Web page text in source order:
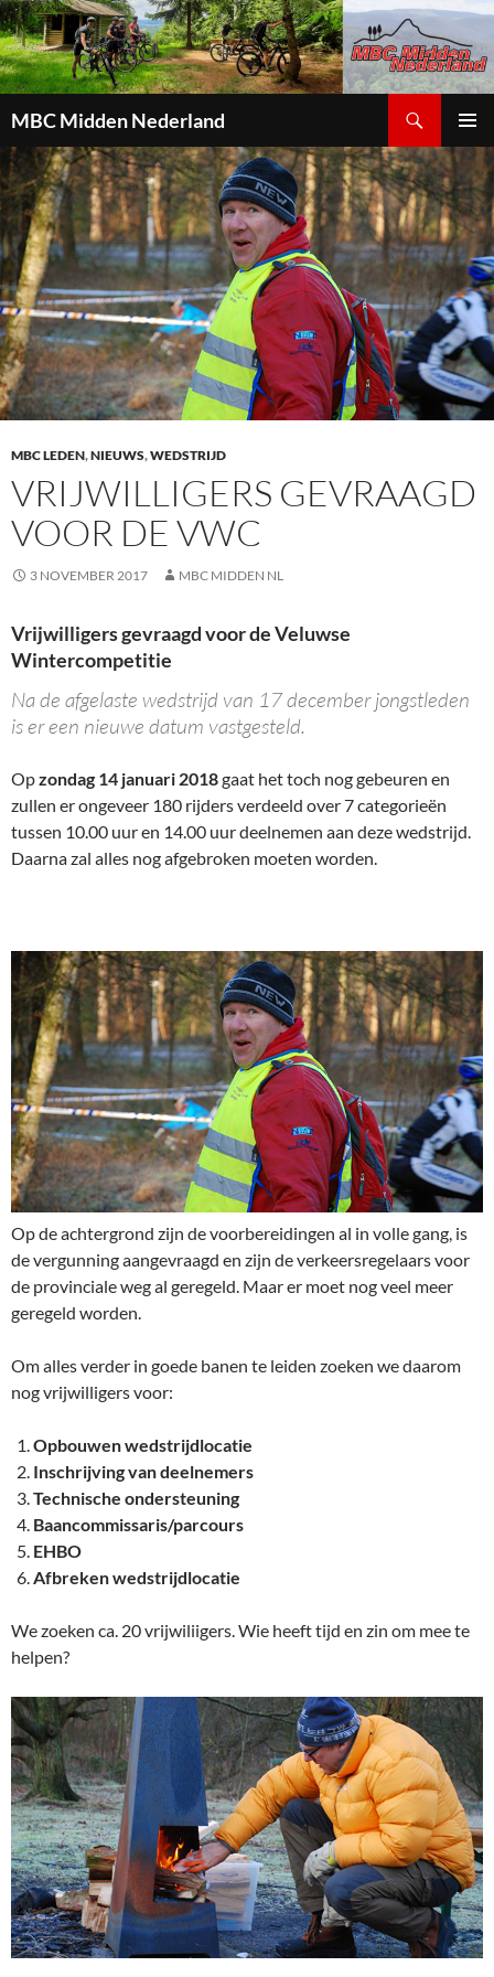
MBC Midden Nederland
MENU
NAAR
DE
INHOUD
MBC LEDEN,NIEUWS,WEDSTRIJD
VRIJWILLIGERS GEVRAAGD
VOOR DE VWC
3 NOVEMBER 2017 MBC MIDDEN NL
Vrijwilligers gevraagd voor de Veluwse
Wintercompetitie
Na de afgelaste wedstrijd van 17 december jongstleden
is er een nieuwe datum vastgesteld.
Opzondag 14 januari 2018gaat het toch nog gebeuren en
zullen er ongeveer 180 rijders verdeeld over 7 categorieën
tussen 10.00 uur en 14.00 uur deelnemen aan deze wedstrijd.
Daarna zal alles nog afgebroken moeten worden.
Op de achtergrond zijn de voorbereidingen al in volle gang, is
de vergunning aangevraagd en zijn de verkeersregelaars voor
de provinciale weg al geregeld. Maar er moet nog veel meer
geregeld worden.
Om alles verder in goede banen te leiden zoeken we daarom
nog vrijwilligers voor:
Opbouwen wedstrijdlocatie
Inschrijving van deelnemers
Technische ondersteuning
Baancommissaris/parcours
EHBO
Afbreken wedstrijdlocatie
We zoeken ca. 20 vrijwiliigers. Wie heeft tijd en zin om mee te
helpen?